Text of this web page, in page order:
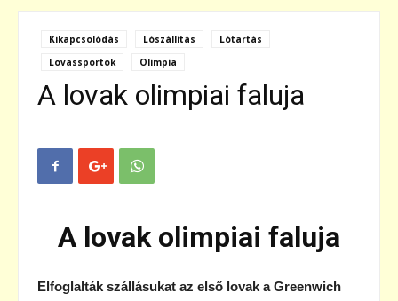
Kikapcsolódás Lószállítás
Lótartás
Lovassportok
Olimpia
A lovak olimpiai faluja
A lovak olimpiai faluja
Elfoglalták szállásukat az első lovak a Greenwich